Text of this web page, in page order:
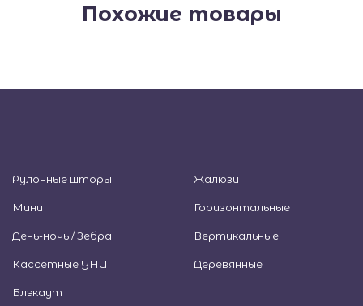
Похожие товары
Рулонные шторы
Мини
День-ночь / Зебра
Кассетные УНИ
Блэкаут
Жалюзи
Горизонтальные
Вертикальные
Деревянные